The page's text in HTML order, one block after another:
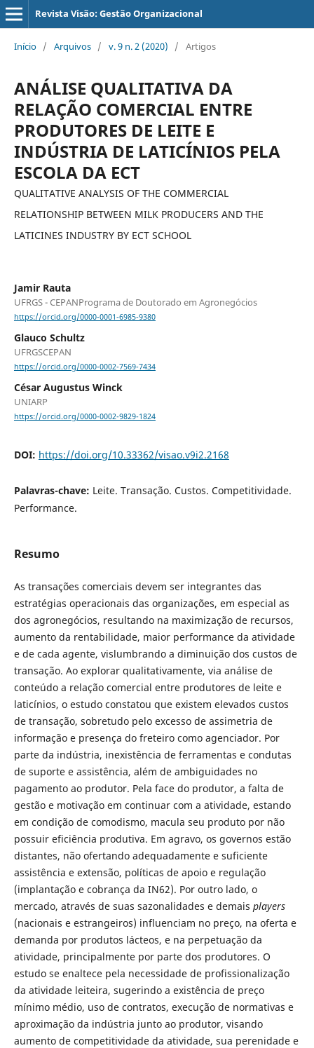
Revista Visão: Gestão Organizacional
Início / Arquivos / v. 9 n. 2 (2020) / Artigos
ANÁLISE QUALITATIVA DA
RELAÇÃO COMERCIAL ENTRE
PRODUTORES DE LEITE E
INDÚSTRIA DE LATICÍNIOS PELA
ESCOLA DA ECT
QUALITATIVE ANALYSIS OF THE COMMERCIAL
RELATIONSHIP BETWEEN MILK PRODUCERS AND THE
LATICINES INDUSTRY BY ECT SCHOOL
Jamir Rauta
UFRGS - CEPANPrograma de Doutorado em Agronegócios
https://orcid.org/0000-0001-6985-9380
Glauco Schultz
UFRGSCEPAN
https://orcid.org/0000-0002-7569-7434
César Augustus Winck
UNIARP
https://orcid.org/0000-0002-9829-1824
DOI: https://doi.org/10.33362/visao.v9i2.2168
Palavras-chave: Leite. Transação. Custos. Competitividade.
Performance.
Resumo
As transações comerciais devem ser integrantes das
estratégias operacionais das organizações, em especial as
dos agronegócios, resultando na maximização de recursos,
aumento da rentabilidade, maior performance da atividade
e de cada agente, vislumbrando a diminuição dos custos de
transação. Ao explorar qualitativamente, via análise de
conteúdo a relação comercial entre produtores de leite e
laticínios, o estudo constatou que existem elevados custos
de transação, sobretudo pelo excesso de assimetria de
informação e presença do freteiro como agenciador. Por
parte da indústria, inexistência de ferramentas e condutas
de suporte e assistência, além de ambiguidades no
pagamento ao produtor. Pela face do produtor, a falta de
gestão e motivação em continuar com a atividade, estando
em condição de comodismo, macula seu produto por não
possuir eficiência produtiva. Em agravo, os governos estão
distantes, não ofertando adequadamente e suficiente
assistência e extensão, políticas de apoio e regulação
(implantação e cobrança da IN62). Por outro lado, o
mercado, através de suas sazonalidades e demais players
(nacionais e estrangeiros) influenciam no preço, na oferta e
demanda por produtos lácteos, e na perpetuação da
atividade, principalmente por parte dos produtores. O
estudo se enaltece pela necessidade de profissionalização
da atividade leiteira, sugerindo a existência de preço
mínimo médio, uso de contratos, execução de normativas e
aproximação da indústria junto ao produtor, visando
aumento de competitividade da atividade, sua perenidade e